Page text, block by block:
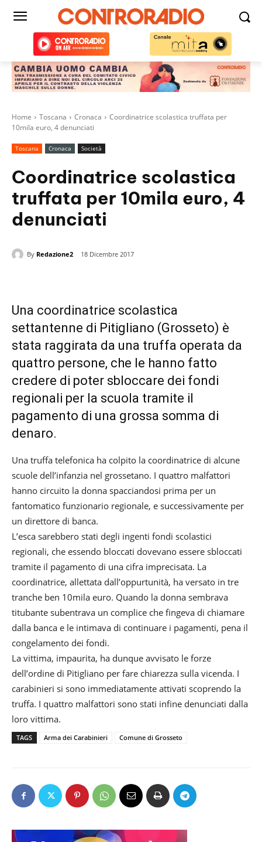
Home Toscana Cronaca
Coordinatrice scolastica truffata per
10mila euro, 4 denunciati
Toscana Cronaca Società
Coordinatrice scolastica
truffata per 10mila euro, 4
denunciati
By Redazione2 18 Dicembre 2017
Una coordinatrice scolastica
settantenne di Pitigliano (Grosseto) è
stata raggirata da una truffa operata da
quattro persone, che le hanno fatto
credere di poter sbloccare dei fondi
regionali per la scuola tramite il
pagamento di una grossa somma di
denaro.
Una truffa telefonica ha colpito la coordinatrice di alcune
scuole dell’infanzia nel grossetano. I quattro malfattori
hanno circuito la donna spacciandosi prima per un
fantomatico funzionario regionale, e successivamente per
un direttore di banca.
L’esca sarebbero stati degli ingenti fondi scolastici
regionali, che essendo bloccati dovevano essere sbloccati
tramite il pagamento di una cifra imprecisata. La
coordinatrice, allettata dall’oppurtunità, ha versato in tre
tranche ben 10mila euro. Quando la donna sembrava
titubante subentrava un complice che fingeva di chiamare
dalla banca e le intimava di continuare i pagamenti, pena il
congelamento dei fondi.
La vittima, impaurita, ha dunque avvisato le forze
dell’ordine di Pitigliano per fare chiarezza sulla vicenda. I
carabinieri si sono immediatamente attivati scoprendo la
truffa. I quattro malfattori sono stati infine denunciati dalla
loro vittima.
TAGS Arma dei Carabinieri Comune di Grosseto